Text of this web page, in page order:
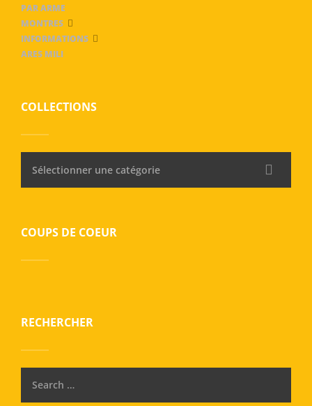
PAR ARME
MONTRES
INFORMATIONS
ARES MILI
COLLECTIONS
Sélectionner une catégorie
COUPS DE COEUR
RECHERCHER